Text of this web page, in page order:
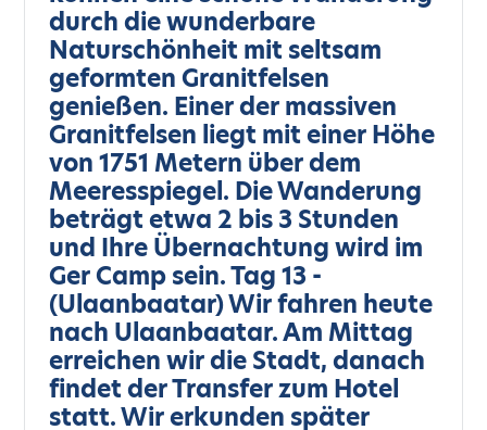
durch die wunderbare
Naturschönheit mit seltsam
geformten Granitfelsen
genießen. Einer der massiven
Granitfelsen liegt mit einer Höhe
von 1751 Metern über dem
Meeresspiegel. Die Wanderung
beträgt etwa 2 bis 3 Stunden
und Ihre Übernachtung wird im
Ger Camp sein. Tag 13 -
(Ulaanbaatar) Wir fahren heute
nach Ulaanbaatar. Am Mittag
erreichen wir die Stadt, danach
findet der Transfer zum Hotel
statt. Wir erkunden später